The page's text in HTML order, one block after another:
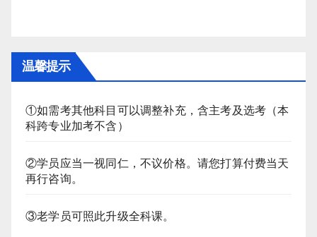
温馨提示
①如需考其他科目可以调整补充，含主考及选考（本
科跨专业加考不含）
②学员应当一视同仁，不议价格。请您打算付费当天
再行咨询。
③老学员可照此升级全科课。